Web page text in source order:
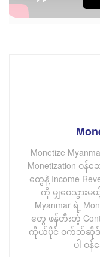
Content
ကြုံရလေ့ရှိတဲ့ပြဿန
ဘဲ ဖြစ်ပါတယ်။
အခါ မှန်ကန်တဲ့နည်း
Monetization ဆိုင်
Youtube,
အသုံးပြုဖို့ Audio
အပြင်က Audio
ဆိုင်ရာ ကိစ္စများ
Copyright ရှင်းန
အခြေခံကျကျ သိဖို့လို
Monetize
Monetization ဝန်
တွေနဲ့ Income
ကို မျှဝေသွားမ
Myanmar ရဲ့
တွေ ဖန်တီးတဲ့
ကိုယ်ပိုင် ဝက်ဘ်ဆိုဒ်နဲ့
ပါ ဝ